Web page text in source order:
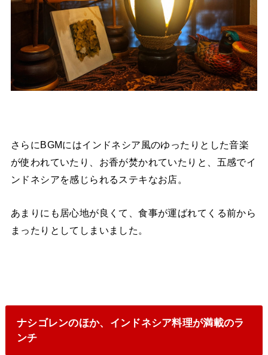
さらにBGMにはインドネシア風のゆったりとした音楽
が使われていたり、お香が焚かれていたりと、五感でイ
ンドネシアを感じられるステキなお店。
あまりにも居心地が良くて、食事が運ばれてくる前から
まったりとしてしまいました。
ナシゴレンのほか、インドネシア料理が満載のラ
ンチ